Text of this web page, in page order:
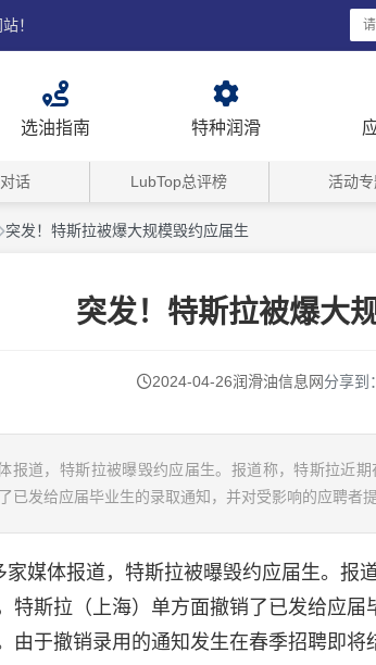
！
选油指南 特种润滑
话 LubTop总评榜 活动
突发！特斯拉被爆大规模毁约应届生
突发！特斯拉被爆大
2024-04-26润滑油信息网分享到：
报道，特斯拉被曝毁约应届生。报道称，特斯拉近
已发给应届毕业生的录取通知，并对受影响的应聘者
体报道，特斯拉被曝毁约应届生。报
特斯拉（上海）单方面撤销了已发给应
由于撤销录用的通知发生在春季招聘即